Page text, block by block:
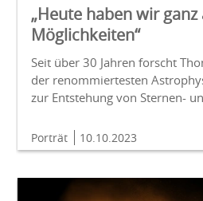
„Heute haben wir
Möglichkeiten“
Seit über 30 Jahren forscht
der renommiertesten
zur Entstehung von Sternen-
Porträt 10.10.2023